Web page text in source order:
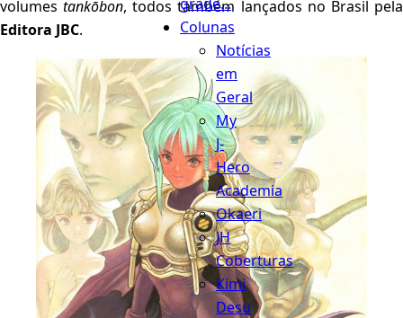
Colunas
Notícias
em
Geral
My
J-
Hero
Academia
Okaeri
JH
Coberturas
Kimi
Desu
volumestankōbon, todos também lançados no Brasil pela
Editora JBC.